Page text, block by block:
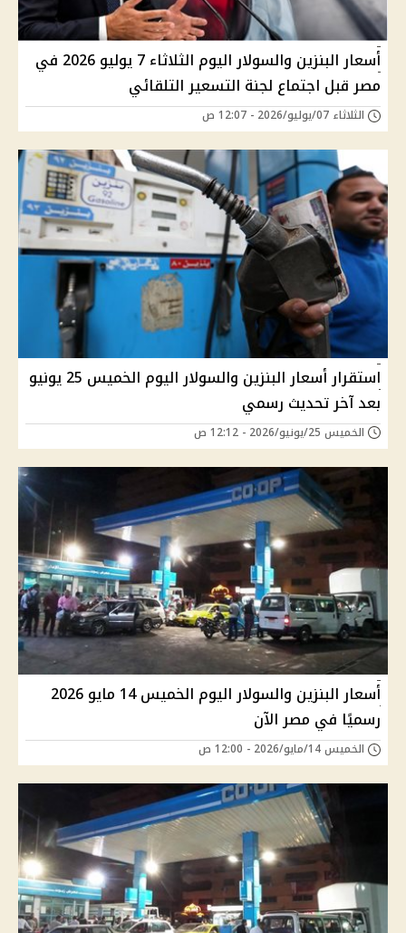
أسعار البنزين والسولار اليوم الثلاثاء 7 يوليو 2026 في
مصر قبل اجتماع لجنة التسعير التلقائي
الثلاثاء 07/يوليو/2026 - 12:07 ص
استقرار أسعار البنزين والسولار اليوم الخميس 25 يونيو
بعد آخر تحديث رسمي
الخميس 25/يونيو/2026 - 12:12 ص
أسعار البنزين والسولار اليوم الخميس 14 مايو 2026
رسميًا في مصر الآن
الخميس 14/مايو/2026 - 12:00 ص